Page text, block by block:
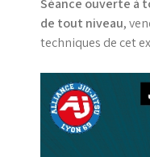
Séance ouverte à
de tout niveau,
techniques de cet